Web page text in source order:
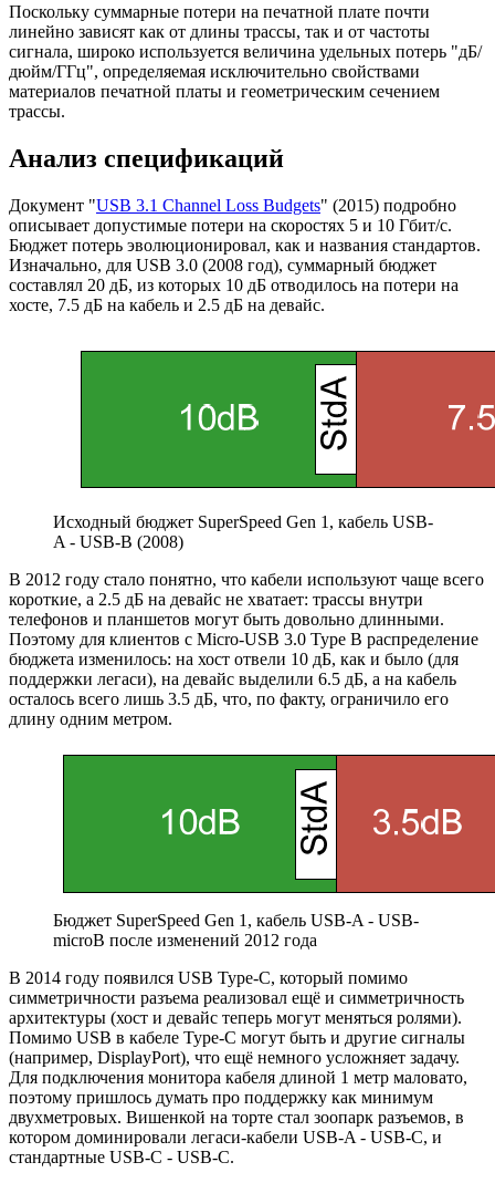
Поскольку суммарные потери на печатной плате почти
линейно зависят как от длины трассы, так и от частоты
сигнала, широко используется величина удельных потерь "дБ/
дюйм/ГГц", определяемая исключительно свойствами
материалов печатной платы и геометрическим сечением
трассы.
Анализ спецификаций
Документ "USB 3.1 Channel Loss Budgets" (2015) подробно
описывает допустимые потери на скоростях 5 и 10 Гбит/с.
Бюджет потерь эволюционировал, как и названия стандартов.
Изначально, для USB 3.0 (2008 год), суммарный бюджет
составлял 20 дБ, из которых 10 дБ отводилось на потери на
хосте, 7.5 дБ на кабель и 2.5 дБ на девайс.
Исходный бюджет SuperSpeed Gen 1, кабель USB-
A - USB-B (2008)
В 2012 году стало понятно, что кабели используют чаще всего
короткие, а 2.5 дБ на девайс не хватает: трассы внутри
телефонов и планшетов могут быть довольно длинными.
Поэтому для клиентов с Micro-USB 3.0 Type B распределение
бюджета изменилось: на хост отвели 10 дБ, как и было (для
поддержки легаси), на девайс выделили 6.5 дБ, а на кабель
осталось всего лишь 3.5 дБ, что, по факту, ограничило его
длину одним метром.
Бюджет SuperSpeed Gen 1, кабель USB-A - USB-
microB после изменений 2012 года
В 2014 году появился USB Type-C, который помимо
симметричности разъема реализовал ещё и симметричность
архитектуры (хост и девайс теперь могут меняться ролями).
Помимо USB в кабеле Type-C могут быть и другие сигналы
(например, DisplayPort), что ещё немного усложняет задачу.
Для подключения монитора кабеля длиной 1 метр маловато,
поэтому пришлось думать про поддержку как минимум
двухметровых. Вишенкой на торте стал зоопарк разъемов, в
котором доминировали легаси-кабели USB-A - USB-C, и
стандартные USB-C - USB-C.